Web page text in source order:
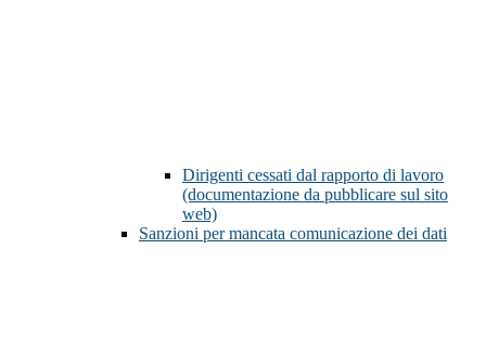
Dirigenti cessati dal rapporto di lavoro
(documentazione da pubblicare sul sito
web)
Sanzioni per mancata comunicazione dei dati